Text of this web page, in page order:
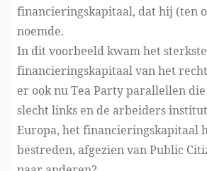
financieringskapitaal, dat hij (ten
noemde.
In dit voorbeeld kwam het
financieringskapitaal van het
er ook nu Tea Party parallellen
slecht links en de arbeiders
Europa, het financieringskapitaal
bestreden, afgezien van Public